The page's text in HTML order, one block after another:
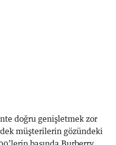
doğru genişletmek zor
müşterilerin gözündeki